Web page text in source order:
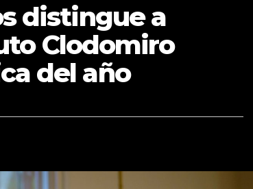
distingue a
Clodomiro
del año